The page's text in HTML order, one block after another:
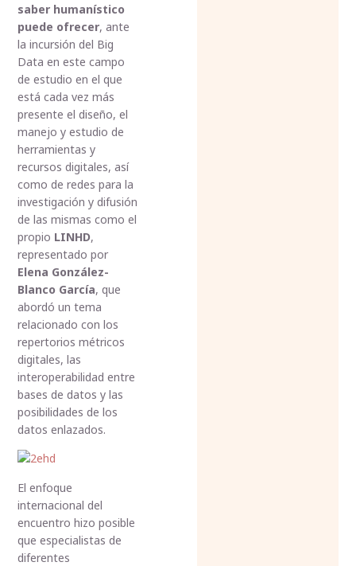
saber humanístico
puede ofrecer, ante
la incursión del Big
Data en este campo
de estudio en el que
está cada vez más
presente el diseño, el
manejo y estudio de
herramientas y
recursos digitales, así
como de redes para la
investigación y difusión
de las mismas como el
propio LINHD,
representado por
Elena González-
Blanco García, que
abordó un tema
relacionado con los
repertorios métricos
digitales, las
interoperabilidad entre
bases de datos y las
posibilidades de los
datos enlazados.
El enfoque
internacional del
encuentro hizo posible
que especialistas de
diferentes